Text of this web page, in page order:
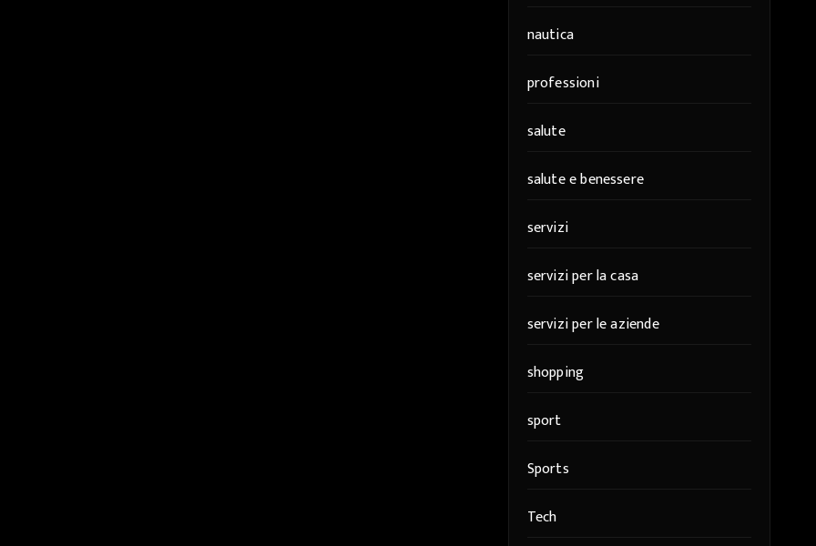
nautica
professioni
salute
salute e benessere
servizi
servizi per la casa
servizi per le aziende
shopping
sport
Sports
Tech